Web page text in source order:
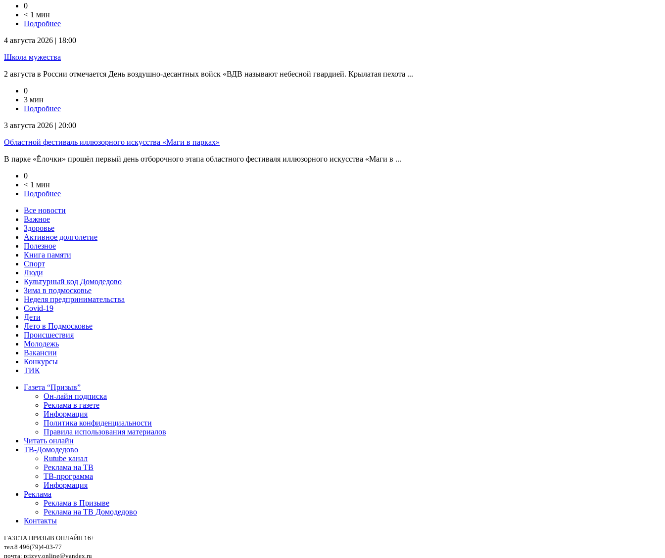
0
< 1 мин
Подробнее
4 августа 2026 | 18:00
Школа мужества
2 августа в России отмечается День воздушно-десантных войск «ВДВ называют небесной гвардией. Крылатая пехота ...
0
3 мин
Подробнее
3 августа 2026 | 20:00
Областной фестиваль иллюзорного искусства «Маги в парках»
В парке «Ёлочки» прошёл первый день отборочного этапа областного фестиваля иллюзорного искусства «Маги в ...
0
< 1 мин
Подробнее
Все новости
Важное
Здоровье
Активное долголетие
Полезное
Книга памяти
Спорт
Люди
Культурный код Домодедово
Зима в подмосковье
Неделя предпринимательства
Covid-19
Дети
Лето в Подмосковье
Происшествия
Молодежь
Вакансии
Конкурсы
ТИК
Газета “Призыв”
Он-лайн подписка
Реклама в газете
Информация
Политика конфиденциальности
Правила использования материалов
Читать онлайн
ТВ-Домодедово
Rutube канал
Реклама на ТВ
ТВ-программа
Информация
Реклама
Реклама в Призыве
Реклама на ТВ Домодедово
Контакты
ГАЗЕТА ПРИЗЫВ ОНЛАЙН 16+
тел.8 496(79)4-03-77
почта: prizyv.online@yandex.ru